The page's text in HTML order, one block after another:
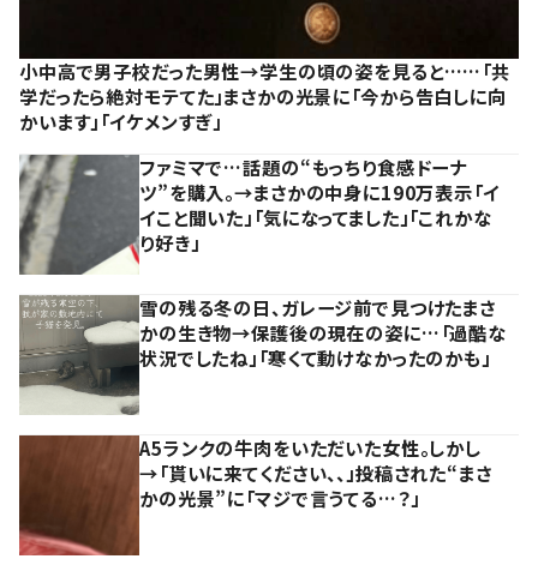
小中高で男子校だった男性→学生の頃の姿を見ると……「共
学だったら絶対モテてた」まさかの光景に「今から告白しに向
かいます」「イケメンすぎ」
ファミマで…話題の“もっちり食感ドーナ
ツ”を購入。→まさかの中身に190万表示「イ
イこと聞いた」「気になってました」「これかな
り好き」
雪の残る冬の日、ガレージ前で見つけたまさ
かの生き物→保護後の現在の姿に…「過酷な
状況でしたね」「寒くて動けなかったのかも」
A5ランクの牛肉をいただいた女性。しかし
→「貰いに来てください、、」投稿された“まさ
かの光景”に「マジで言うてる…？」